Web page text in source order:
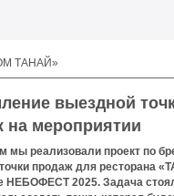
ТАНАЙ»
выездной
на мероприятии
мы реализовали проект по
продаж для ресторана
НЕБОФЕСТ 2025. Задача